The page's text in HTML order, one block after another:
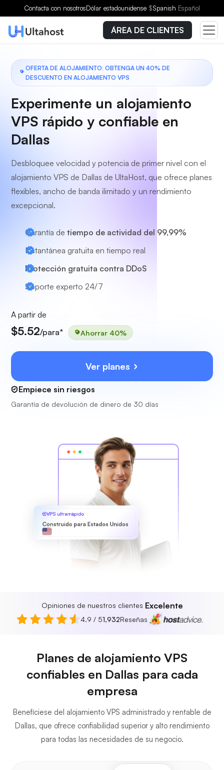
Contacta con nosotrosDólar estadounidense $Spanish Español
ÁREA DE CLIENTES
OFERTA DE ALOJAMIENTO: OBTENGA UN 40% DE
DESCUENTO EN ALOJAMIENTO VPS
Experimente un alojamiento
VPS rápido y confiable en
Dallas
Desbloquee velocidad y potencia de primer nivel con el
alojamiento VPS de Dallas de UltaHost, que ofrece planes
flexibles, ancho de banda ilimitado y un rendimiento
excepcional.
Garantía de tiempo de actividad del 99,99%
Instantánea gratuita en tiempo real
Protección gratuita contra DDoS
Soporte experto 24/7
A partir de
$5.52/para* Ahorrar 40%
Ver planes
Empiece sin riesgos
Garantía de devolución de dinero de 30 días
VPS ultrarrápido
Construido para Estados Unidos
Opiniones de nuestros clientes Excelente
4.9 / 51,932Reseñas
Planes de alojamiento VPS
confiables en Dallas para cada
empresa
Benefíciese del alojamiento VPS administrado y rentable de
Dallas, que ofrece confiabilidad superior y alto rendimiento
para todas las necesidades de su negocio.